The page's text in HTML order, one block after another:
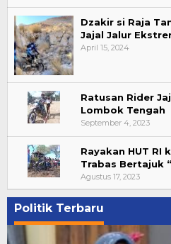
Dzakir si Raja
Jajal Jalur
April 15, 2024
Ratusan Rider
Lombok Tengah
September 4, 2023
Rayakan HUT RI
Trabas Bertajuk
Agustus 17, 2023
Politik Terbaru